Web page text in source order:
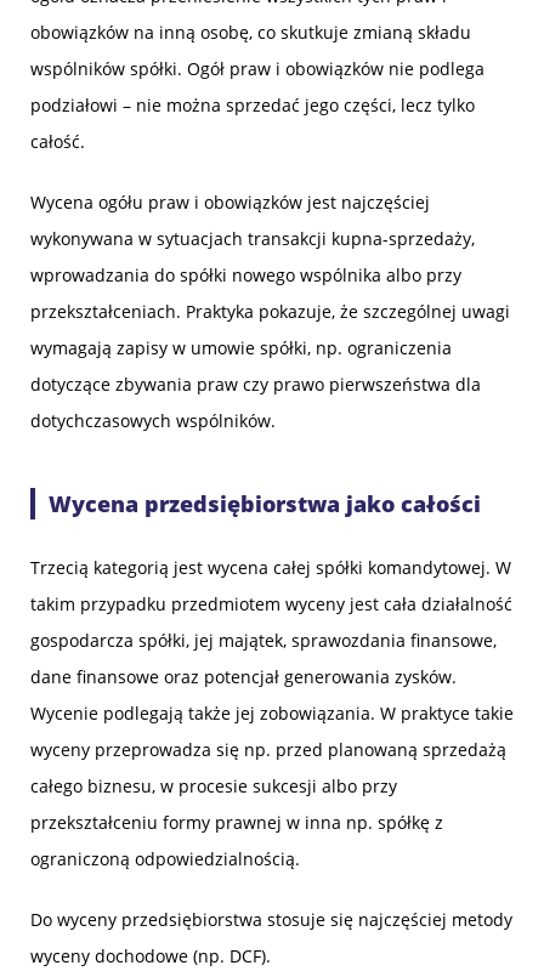
obowiązków na inną osobę, co skutkuje zmianą składu
wspólników spółki. Ogół praw i obowiązków nie podlega
podziałowi – nie można sprzedać jego części, lecz tylko
całość.
Wycena ogółu praw i obowiązków jest najczęściej
wykonywana w sytuacjach transakcji kupna-sprzedaży,
wprowadzania do spółki nowego wspólnika albo przy
przekształceniach. Praktyka pokazuje, że szczególnej uwagi
wymagają zapisy w umowie spółki, np. ograniczenia
dotyczące zbywania praw czy prawo pierwszeństwa dla
dotychczasowych wspólników.
Wycena przedsiębiorstwa jako całości
Trzecią kategorią jest wycena całej spółki komandytowej. W
takim przypadku przedmiotem wyceny jest cała działalność
gospodarcza spółki, jej majątek, sprawozdania finansowe,
dane finansowe oraz potencjał generowania zysków.
Wycenie podlegają także jej zobowiązania. W praktyce takie
wyceny przeprowadza się np. przed planowaną sprzedażą
całego biznesu, w procesie sukcesji albo przy
przekształceniu formy prawnej w inna np. spółkę z
ograniczoną odpowiedzialnością.
Do wyceny przedsiębiorstwa stosuje się najczęściej metody
wyceny dochodowe (np. DCF).